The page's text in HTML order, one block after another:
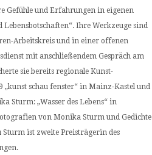
Gefühle und Erfahrungen in eigenen
Ihre Werkzeuge sind
Arbeitskreis und in einer offenen
mit anschließendem Gespräch am
sie bereits regionale Kunst-
schau fenster“ in Mainz-Kastel und
Sturm: „Wasser des Lebens“ in
von Monika Sturm und Gedichte
Sturm ist zweite Preisträgerin des